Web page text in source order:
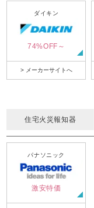
ダイキン
74%OFF～
> メーカーサイトへ
住宅火災報知器
パナソニック
激安特価